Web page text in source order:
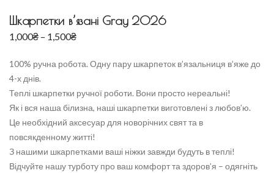
Шкарпетки в’язані Gray 2026
1,000₴ – 1,500₴
100% ручна робота. Одну пару шкарпеток в’язальниця в’яже до
4-х днів.
Теплі шкарпетки ручної роботи. Вони просто нереальні!
Як і вся наша білизна, наші шкарпетки виготовлені з любов’ю.
Це необхідний аксесуар для новорічних свят та в
повсякденному житті!
З нашими шкарпетками ваші ніжки завжди будуть в теплі!
Відчуйте нашу турботу про ваш комфорт та здоров’я – одягніть